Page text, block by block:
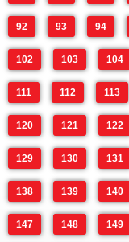
92 93 94
102 103 104
111 112 113
120 121 122
129 130 131
138 139 140
147 148 149